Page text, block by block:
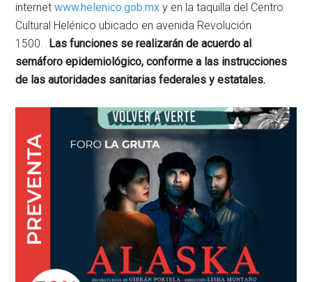
internetwww.helenico.gob.mx y en la taquilla del Centro
Cultural Helénico ubicado en avenida Revolución
1500.
Las funciones se realizarán de acuerdo al
semáforo epidemiológico, conforme a las instrucciones
de las autoridades sanitarias federales y estatales.